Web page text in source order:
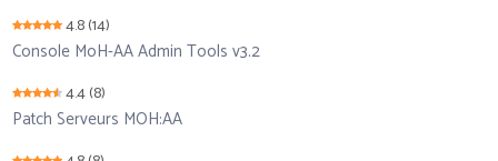
4.8(14)
Console MoH-AA Admin Tools v3.2
4.4(8)
Patch Serveurs MOH:AA